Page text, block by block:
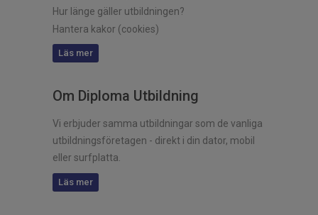
Hur länge gäller utbildningen?
Hantera kakor (cookies)
Läs mer
Om Diploma Utbildning
Vi erbjuder samma utbildningar som de vanliga
utbildningsföretagen - direkt i din dator, mobil
eller surfplatta.
Läs mer